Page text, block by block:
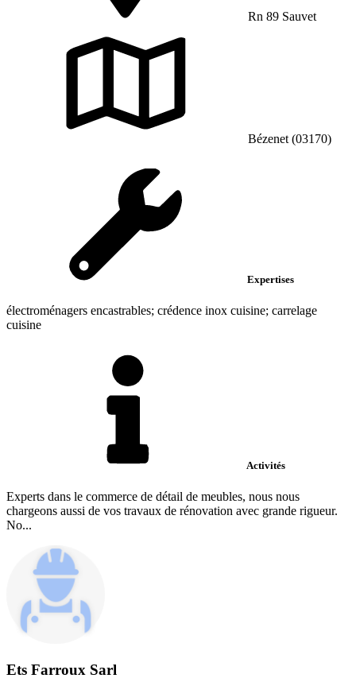
Rn 89 Sauvet
Bézenet (03170)
Expertises
électroménagers encastrables; crédence inox cuisine; carrelage
cuisine
Activités
Experts dans le commerce de détail de meubles, nous nous
chargeons aussi de vos travaux de rénovation avec grande rigueur.
No...
Ets Farroux Sarl